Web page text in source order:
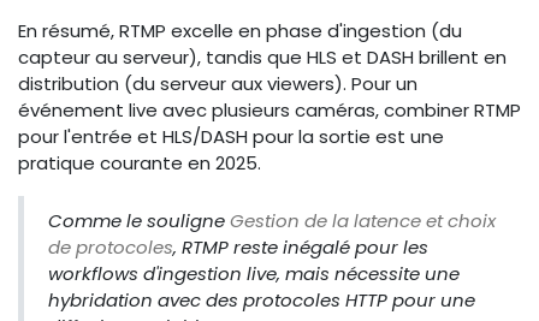
En résumé, RTMP excelle en phase d'ingestion (du
capteur au serveur), tandis que HLS et DASH brillent en
distribution (du serveur aux viewers). Pour un
événement live avec plusieurs caméras, combiner RTMP
pour l'entrée et HLS/DASH pour la sortie est une
pratique courante en 2025.
Comme le souligneGestion de la latence et choix
de protocoles, RTMP reste inégalé pour les
workflows d'ingestion live, mais nécessite une
hybridation avec des protocoles HTTP pour une